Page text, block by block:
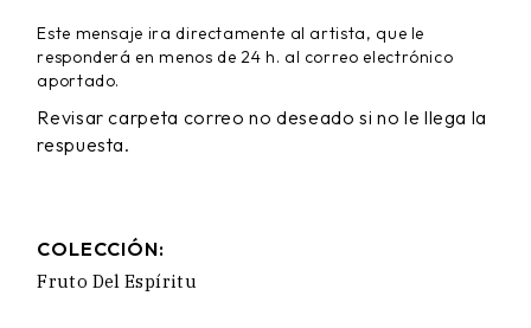
Este mensaje ira directamente al artista, que le
responderá en menos de 24 h. al correo electrónico
aportado.
Revisar carpeta correo no deseado si no le llega la
respuesta.
COLECCIÓN:
Fruto Del Espíritu